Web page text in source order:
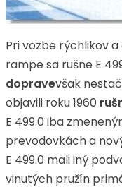
Pri vozbe rýchlikov
rampe sa rušne E
dopravevšak
objavili roku 1960
E 499.0 iba
prevodovkách a
E 499.0 mali iný
vinutých pružín